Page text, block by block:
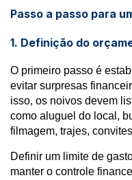
Passo a passo para
1. Definição do
O primeiro passo é
evitar surpresas
isso, os noivos devem
como aluguel do local,
filmagem, trajes,
Definir um limite de
manter o controle